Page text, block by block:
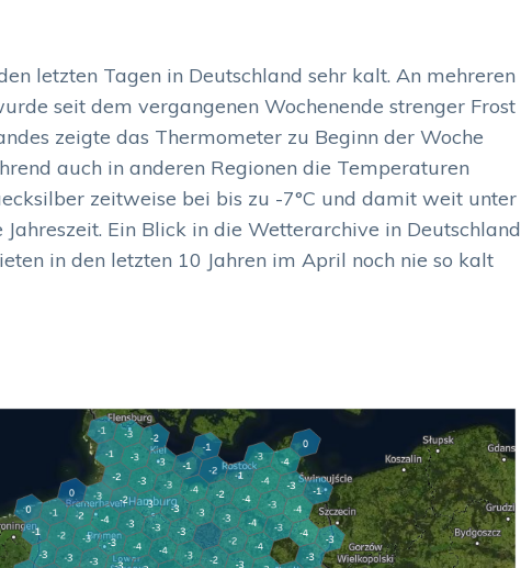
letzten Tagen in Deutschland sehr kalt. An mehreren
seit dem vergangenen Wochenende strenger Frost
zeigte das Thermometer zu Beginn der Woche
auch in anderen Regionen die Temperaturen
zeitweise bei bis zu -7°C und damit weit unter
Ein Blick in die Wetterarchive in Deutschland
in den letzten 10 Jahren im April noch nie so kalt